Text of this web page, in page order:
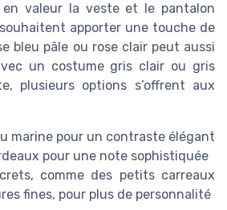
valeur la veste et le pantalon
apporter une touche de
bleu pâle ou rose clair peut aussi
un costume gris clair ou gris
plusieurs options s’offrent aux
marine pour un contraste élégant
pour une note sophistiquée
comme des petits carreaux
fines, pour plus de personnalité